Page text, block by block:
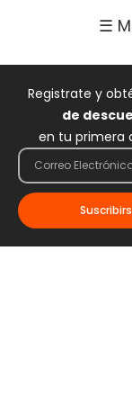
☰
Registrate y
de
en tu primera